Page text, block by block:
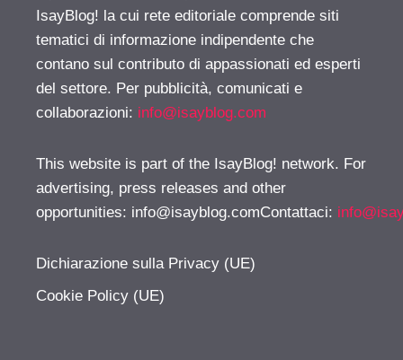
IsayBlog! la cui rete editoriale comprende siti
tematici di informazione indipendente che
contano sul contributo di appassionati ed esperti
del settore. Per pubblicità, comunicati e
collaborazioni: info@isayblog.com
This website is part of the IsayBlog! network. For
advertising, press releases and other
opportunities: info@isayblog.comContattaci:
Dichiarazione sulla Privacy (UE)
Cookie Policy (UE)